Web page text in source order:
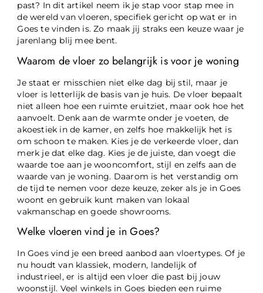
past? In dit artikel neem ik je stap voor stap mee in
de wereld van vloeren, specifiek gericht op wat er in
Goes te vinden is. Zo maak jij straks een keuze waar je
jarenlang blij mee bent.
Waarom de vloer zo belangrijk is voor je woning
Je staat er misschien niet elke dag bij stil, maar je
vloer is letterlijk de basis van je huis. De vloer bepaalt
niet alleen hoe een ruimte eruitziet, maar ook hoe het
aanvoelt. Denk aan de warmte onder je voeten, de
akoestiek in de kamer, en zelfs hoe makkelijk het is
om schoon te maken. Kies je de verkeerde vloer, dan
merk je dat elke dag. Kies je de juiste, dan voegt die
waarde toe aan je wooncomfort, stijl en zelfs aan de
waarde van je woning. Daarom is het verstandig om
de tijd te nemen voor deze keuze, zeker als je in Goes
woont en gebruik kunt maken van lokaal
vakmanschap en goede showrooms.
Welke vloeren vind je in Goes?
In Goes vind je een breed aanbod aan vloertypes. Of je
nu houdt van klassiek, modern, landelijk of
industrieel, er is altijd een vloer die past bij jouw
woonstijl. Veel winkels in Goes bieden een ruime